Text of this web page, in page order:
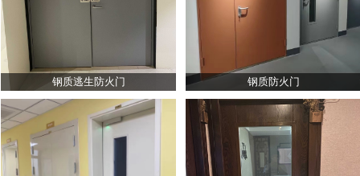
钢质逃生防火门 钢质防火门